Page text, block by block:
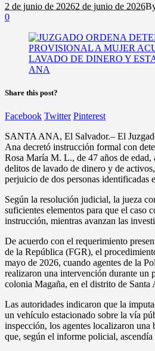
2 de junio de 20262 de junio de 2026
0
Share this post?
Facebook Twitter Pinterest
SANTA ANA, El Salvador.– El
Ana decretó instrucción formal con
Rosa María M. L., de 47 años de edad,
delitos de lavado de dinero y de
perjuicio de dos personas identificadas
Según la resolución judicial, la jueza
suficientes elementos para que el caso
instrucción, mientras avanzan las
De acuerdo con el requerimiento
de la República (FGR), el
mayo de 2026, cuando agentes de la
realizaron una intervención durante un
colonia Magaña, en el distrito de Santa
Las autoridades indicaron que la
un vehículo estacionado sobre la vía
inspección, los agentes localizaron
que, según el informe policial, ascendía